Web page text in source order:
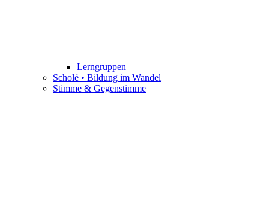
Lerngruppen
Scholé • Bildung im Wandel
Stimme & Gegenstimme